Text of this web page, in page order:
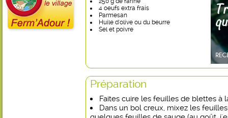
4 oeufs extra frais
Parmesan
Huile d'olive ou du beurre
Sel et poivre
Préparation
Faites cuire les feuilles de blettes à
Dans un bol creux, mixez les